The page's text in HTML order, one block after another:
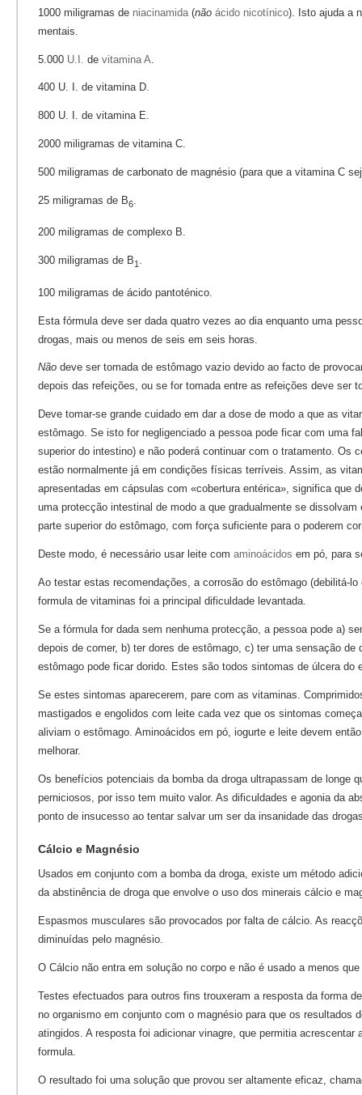
1000 miligramas de niacinamida (não ácido nicotínico). Isto ajuda a
mentais.
5.000 U.I. de vitamina A
400 U. I. de vitamina D.
800 U. I. de vitamina E.
2000 miligramas de vitamina C.
500 miligramas de carbonato de magnésio (para que a vitamina C
25 miligramas de B6
200 miligramas de complexo B.
300 miligramas de B1 .
100 miligramas de ácido pantoténico.
Esta fórmula deve ser dada quatro vezes ao dia enquanto uma
drogas, mais ou menos de seis em seis horas.
Não deve ser tomada de estômago vazio devido ao facto de
depois das refeições, ou se for tomada entre as refeições deve ser
Deve tomar-se grande cuidado em dar a dose de modo a que as
estômago. Se isto for negligenciado a pessoa pode ficar com uma
superior do intestino) e não poderá continuar com o tratamento. Os
estão normalmente já em condições físicas terríveis. Assim, as
apresentadas em cápsulas com «cobertura entérica», significa que
uma protecção intestinal de modo a que gradualmente se
parte superior do estômago, com força suficiente para o poderem
Deste modo, é necessário usar leite com aminoácidos em pó, para
Ao testar estas recomendações, a corrosão do estômago (debilitá-lo
formula de vitaminas foi a principal dificuldade levantada.
Se a fórmula for dada sem nenhuma protecção, a pessoa pode a)
depois de comer, b) ter dores de estômago, c) ter uma sensação de
estômago pode ficar dorido. Estes são todos sintomas de úlcera do
Se estes sintomas aparecerem, pare com as vitaminas.
mastigados e engolidos com leite cada vez que os sintomas
aliviam o estômago. Aminoácidos em pó, iogurte e leite devem
melhorar.
Os benefícios potenciais da bomba da droga ultrapassam de longe
perniciosos, por isso tem muito valor. As dificuldades e agonia da
ponto de insucesso ao tentar salvar um ser da insanidade das
Cálcio e Magnésio
Usados em conjunto com a bomba da droga, existe um método
da abstinência de droga que envolve o uso dos minerais cálcio e
Espasmos musculares são provocados por falta de cálcio. As
diminuídas pelo magnésio.
O Cálcio não entra em solução no corpo e não é usado a menos
Testes efectuados para outros fins trouxeram a resposta da forma
no organismo em conjunto com o magnésio para que os resultados
atingidos. A resposta foi adicionar vinagre, que permitia acrescentar
formula.
O resultado foi uma solução que provou ser altamente eficaz,